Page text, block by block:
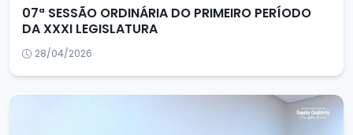
07ª SESSÃO ORDINÁRIA DO PRIMEIRO PERÍODO
DA XXXI LEGISLATURA
28/04/2026